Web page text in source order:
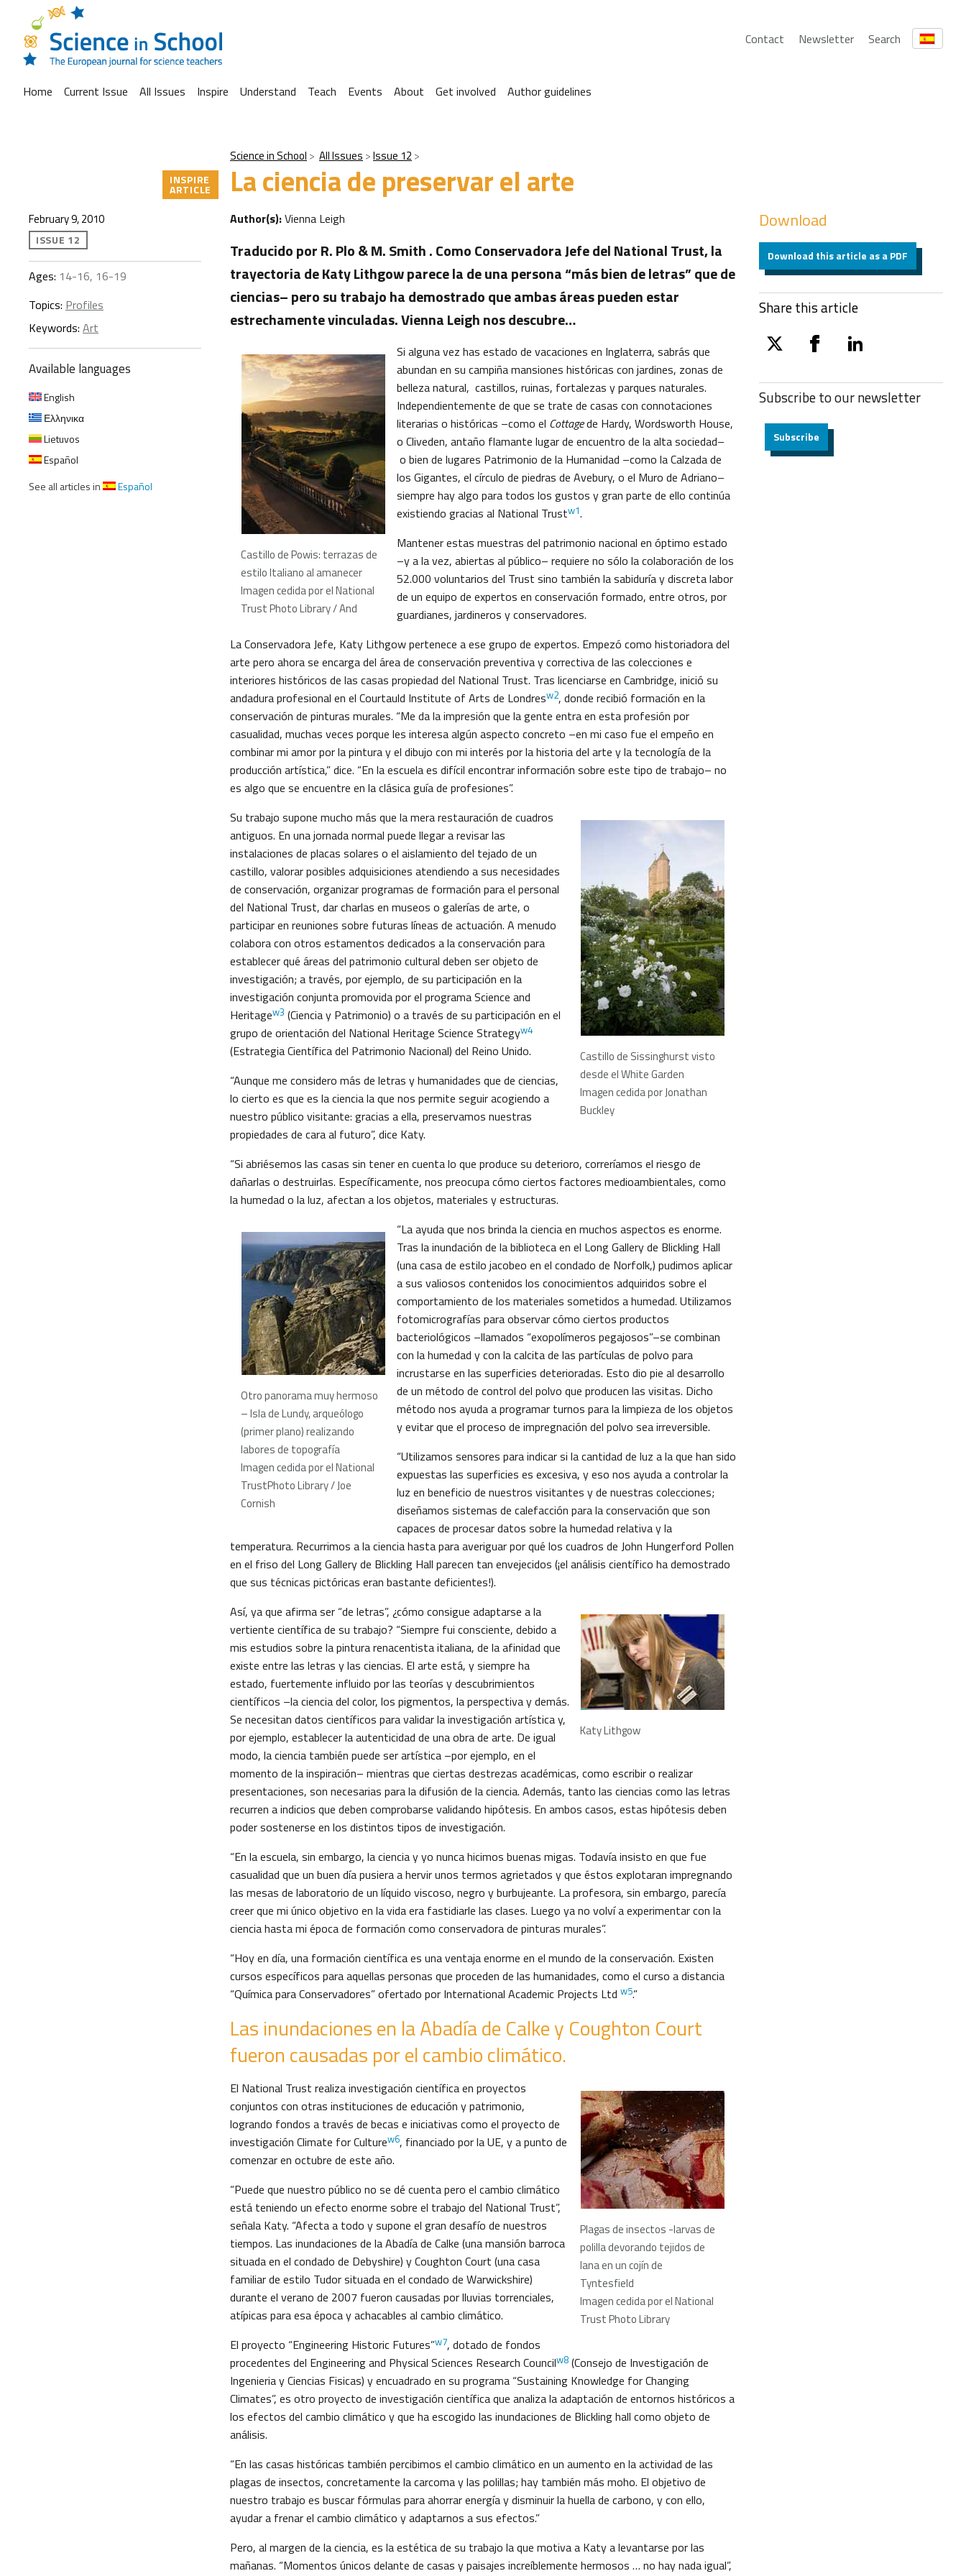
Contact Newsletter Search
Home Current Issue All Issues Inspire Understand Teach Events About Get involved Author guidelines
Science in School All Issues Issue 12
La ciencia de preservar el arte
INSPIRE
ARTICLE
February 9, 2010
ISSUE 12
Ages: 14-16, 16-19
Topics: Profiles
Keywords: Art
Available languages
English
Ελληνικα
Lietuvos
Español
See all articles in
Español
Author(s):Vienna Leigh
Traducido por R. Plo & M. Smith . Como Conservadora Jefe del National Trust, la
trayectoria de Katy Lithgow parece la de una persona “más bien de letras” que de
ciencias– pero su trabajo ha demostrado que ambas áreas pueden estar
estrechamente vinculadas. Vienna Leigh nos descubre…
Castillo de Powis: terrazas de
estilo Italiano al amanecer
Imagen cedida por el National
Trust Photo Library / And
Si alguna vez has estado de vacaciones en Inglaterra, sabrás que
abundan en su campiña mansiones históricas con jardines, zonas de
belleza natural, castillos, ruinas, fortalezas y parques naturales.
Independientemente de que se trate de casas con connotaciones
literarias o históricas –como el Cottagede Hardy, Wordsworth House,
o Cliveden, antaño flamante lugar de encuentro de la alta sociedad–
o bien de lugares Patrimonio de la Humanidad –como la Calzada de
los Gigantes, el círculo de piedras de Avebury, o el Muro de Adriano–
siempre hay algo para todos los gustos y gran parte de ello continúa
existiendo gracias al National Trustw1.
Mantener estas muestras del patrimonio nacional en óptimo estado
–y a la vez, abiertas al público– requiere no sólo la colaboración de los
52.000 voluntarios del Trust sino también la sabiduría y discreta labor
de un equipo de expertos en conservación formado, entre otros, por
guardianes, jardineros y conservadores.
La Conservadora Jefe, Katy Lithgow pertenece a ese grupo de expertos. Empezó como historiadora del
arte pero ahora se encarga del área de conservación preventiva y correctiva de las colecciones e
interiores históricos de las casas propiedad del National Trust. Tras licenciarse en Cambridge, inició su
andadura profesional en el Courtauld Institute of Arts de Londresw2, donde recibió formación en la
conservación de pinturas murales. “Me da la impresión que la gente entra en esta profesión por
casualidad, muchas veces porque les interesa algún aspecto concreto –en mi caso fue el empeño en
combinar mi amor por la pintura y el dibujo con mi interés por la historia del arte y la tecnología de la
producción artística,” dice. “En la escuela es difícil encontrar información sobre este tipo de trabajo– no
es algo que se encuentre en la clásica guía de profesiones”.
Castillo de Sissinghurst visto
desde el White Garden
Imagen cedida por Jonathan
Buckley
Su trabajo supone mucho más que la mera restauración de cuadros
antiguos. En una jornada normal puede llegar a revisar las
instalaciones de placas solares o el aislamiento del tejado de un
castillo, valorar posibles adquisiciones atendiendo a sus necesidades
de conservación, organizar programas de formación para el personal
del National Trust, dar charlas en museos o galerías de arte, o
participar en reuniones sobre futuras líneas de actuación. A menudo
colabora con otros estamentos dedicados a la conservación para
establecer qué áreas del patrimonio cultural deben ser objeto de
investigación; a través, por ejemplo, de su participación en la
investigación conjunta promovida por el programa Science and
Heritagew3 (Ciencia y Patrimonio) o a través de su participación en el
grupo de orientación del National Heritage Science Strategyw4
(Estrategia Científica del Patrimonio Nacional) del Reino Unido.
“Aunque me considero más de letras y humanidades que de ciencias,
lo cierto es que es la ciencia la que nos permite seguir acogiendo a
nuestro público visitante: gracias a ella, preservamos nuestras
propiedades de cara al futuro”, dice Katy.
“Si abriésemos las casas sin tener en cuenta lo que produce su deterioro, correríamos el riesgo de
dañarlas o destruirlas. Específicamente, nos preocupa cómo ciertos factores medioambientales, como
la humedad o la luz, afectan a los objetos, materiales y estructuras.
Otro panorama muy hermoso
– Isla de Lundy, arqueólogo
(primer plano) realizando
labores de topografía
Imagen cedida por el National
TrustPhoto Library / Joe
Cornish
“La ayuda que nos brinda la ciencia en muchos aspectos es enorme.
Tras la inundación de la biblioteca en el Long Gallery de Blickling Hall
(una casa de estilo jacobeo en el condado de Norfolk,) pudimos aplicar
a sus valiosos contenidos los conocimientos adquiridos sobre el
comportamiento de los materiales sometidos a humedad. Utilizamos
fotomicrografías para observar cómo ciertos productos
bacteriológicos –llamados “exopolímeros pegajosos”–se combinan
con la humedad y con la calcita de las partículas de polvo para
incrustarse en las superficies deterioradas. Esto dio pie al desarrollo
de un método de control del polvo que producen las visitas. Dicho
método nos ayuda a programar turnos para la limpieza de los objetos
y evitar que el proceso de impregnación del polvo sea irreversible.
“Utilizamos sensores para indicar si la cantidad de luz a la que han sido
expuestas las superficies es excesiva, y eso nos ayuda a controlar la
luz en beneficio de nuestros visitantes y de nuestras colecciones;
diseñamos sistemas de calefacción para la conservación que son
capaces de procesar datos sobre la humedad relativa y la
temperatura. Recurrimos a la ciencia hasta para averiguar por qué los cuadros de John Hungerford Pollen
en el friso del Long Gallery de Blickling Hall parecen tan envejecidos (¡el análisis científico ha demostrado
que sus técnicas pictóricas eran bastante deficientes!).
Katy Lithgow
Así, ya que afirma ser “de letras”, ¿cómo consigue adaptarse a la
vertiente científica de su trabajo? “Siempre fui consciente, debido a
mis estudios sobre la pintura renacentista italiana, de la afinidad que
existe entre las letras y las ciencias. El arte está, y siempre ha
estado, fuertemente influido por las teorías y descubrimientos
científicos –la ciencia del color, los pigmentos, la perspectiva y demás.
Se necesitan datos científicos para validar la investigación artística y,
por ejemplo, establecer la autenticidad de una obra de arte. De igual
modo, la ciencia también puede ser artística –por ejemplo, en el
momento de la inspiración– mientras que ciertas destrezas académicas, como escribir o realizar
presentaciones, son necesarias para la difusión de la ciencia. Además, tanto las ciencias como las letras
recurren a indicios que deben comprobarse validando hipótesis. En ambos casos, estas hipótesis deben
poder sostenerse en los distintos tipos de investigación.
“En la escuela, sin embargo, la ciencia y yo nunca hicimos buenas migas. Todavía insisto en que fue
casualidad que un buen día pusiera a hervir unos termos agrietados y que éstos explotaran impregnando
las mesas de laboratorio de un líquido viscoso, negro y burbujeante. La profesora, sin embargo, parecía
creer que mi único objetivo en la vida era fastidiarle las clases. Luego ya no volví a experimentar con la
ciencia hasta mi época de formación como conservadora de pinturas murales”.
“Hoy en día, una formación científica es una ventaja enorme en el mundo de la conservación. Existen
cursos específicos para aquellas personas que proceden de las humanidades, como el curso a distancia
“Química para Conservadores” ofertado por International Academic Projects Ltd w5.”
Las inundaciones en la Abadía de Calke y Coughton Court
fueron causadas por el cambio climático.
Plagas de insectos -larvas de
polilla devorando tejidos de
lana en un cojín de
Tyntesfield
Imagen cedida por el National
Trust Photo Library
El National Trust realiza investigación científica en proyectos
conjuntos con otras instituciones de educación y patrimonio,
logrando fondos a través de becas e iniciativas como el proyecto de
investigación Climate for Culturew6, financiado por la UE, y a punto de
comenzar en octubre de este año.
“Puede que nuestro público no se dé cuenta pero el cambio climático
está teniendo un efecto enorme sobre el trabajo del National Trust”,
señala Katy. “Afecta a todo y supone el gran desafío de nuestros
tiempos. Las inundaciones de la Abadía de Calke (una mansión barroca
situada en el condado de Debyshire) y Coughton Court (una casa
familiar de estilo Tudor situada en el condado de Warwickshire)
durante el verano de 2007 fueron causadas por lluvias torrenciales,
atípicas para esa época y achacables al cambio climático.
El proyecto “Engineering Historic Futures”w7, dotado de fondos
procedentes del Engineering and Physical Sciences Research Councilw8 (Consejo de Investigación de
Ingenieria y Ciencias Fisicas) y encuadrado en su programa “Sustaining Knowledge for Changing
Climates”, es otro proyecto de investigación científica que analiza la adaptación de entornos históricos a
los efectos del cambio climático y que ha escogido las inundaciones de Blickling hall como objeto de
análisis.
“En las casas históricas también percibimos el cambio climático en un aumento en la actividad de las
plagas de insectos, concretamente la carcoma y las polillas; hay también más moho. El objetivo de
nuestro trabajo es buscar fórmulas para ahorrar energía y disminuir la huella de carbono, y con ello,
ayudar a frenar el cambio climático y adaptarnos a sus efectos.”
Pero, al margen de la ciencia, es la estética de su trabajo la que motiva a Katy a levantarse por las
mañanas. “Momentos únicos delante de casas y paisajes increíblemente hermosos … no hay nada igual”,
Download
Download this article as a PDF
Share this article
twitter facebooklinkedin
Subscribe to ournewsletter
Subscribe